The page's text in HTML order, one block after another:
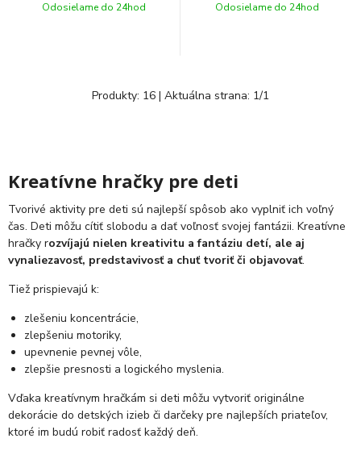
Odosielame do 24hod
Odosielame do 24hod
Produkty: 16 | Aktuálna strana: 1/1
Kreatívne hračky pre deti
Tvorivé aktivity pre deti sú najlepší spôsob ako vyplniť ich voľný
čas. Deti môžu cítiť slobodu a dať voľnosť svojej fantázii. Kreatívne
hračky rozvíjajú nielen kreativitu a fantáziu detí, ale aj
vynaliezavosť, predstavivosť a chuť tvoriť či objavovať.
Tiež prispievajú k:
zlešeniu koncentrácie,
zlepšeniu motoriky,
upevnenie pevnej vôle,
zlepšie presnosti a logického myslenia.
Vďaka kreatívnym hračkám si deti môžu vytvoriť originálne
dekorácie do detských izieb či darčeky pre najlepších priateľov,
ktoré im budú robiť radosť každý deň.